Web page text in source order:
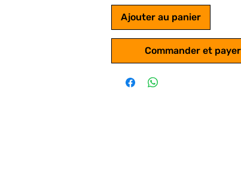
Ajouter au panier
Commander et payer